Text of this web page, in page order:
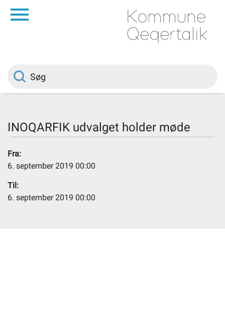
Borger
Vedtægter
INOQARFIK udvalget holder møde
Fra:
6. september 2019 00:00
Til:
6. september 2019 00:00